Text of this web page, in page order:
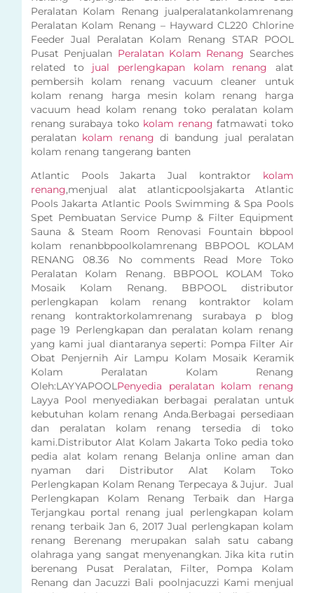
Peralatan Kolam Renang jualperalatankolamrenang
Peralatan Kolam Renang – Hayward CL220 Chlorine
Feeder Jual Peralatan Kolam Renang STAR POOL
Pusat Penjualan Peralatan Kolam Renang Searches
related to jual perlengkapan kolam renang alat
pembersih kolam renang vacuum cleaner untuk
kolam renang harga mesin kolam renang harga
vacuum head kolam renang toko peralatan kolam
renang surabaya toko kolam renang fatmawati toko
peralatan kolam renang di bandung jual peralatan
kolam renang tangerang banten
Atlantic Pools Jakarta Jual kontraktor kolam
renang,menjual alat atlanticpoolsjakarta Atlantic
Pools Jakarta Atlantic Pools Swimming & Spa Pools
Spet Pembuatan Service Pump & Filter Equipment
Sauna & Steam Room Renovasi Fountain bbpool
kolam renanbbpoolkolamrenang BBPOOL KOLAM
RENANG 08.36 No comments Read More Toko
Peralatan Kolam Renang. BBPOOL KOLAM Toko
Mosaik Kolam Renang. BBPOOL distributor
perlengkapan kolam renang kontraktor kolam
renang kontraktorkolamrenang surabaya p blog
page 19 Perlengkapan dan peralatan kolam renang
yang kami jual diantaranya seperti: Pompa Filter Air
Obat Penjernih Air Lampu Kolam Mosaik Keramik
Kolam Peralatan Kolam Renang
Oleh:LAYYAPOOLPenyedia peralatan kolam renang
Layya Pool menyediakan berbagai peralatan untuk
kebutuhan kolam renang Anda.Berbagai persediaan
dan peralatan kolam renang tersedia di toko
kami.Distributor Alat Kolam Jakarta Toko pedia toko
pedia alat kolam renang Belanja online aman dan
nyaman dari Distributor Alat Kolam Toko
Perlengkapan Kolam Renang Terpecaya & Jujur. Jual
Perlengkapan Kolam Renang Terbaik dan Harga
Terjangkau portal renang jual perlengkapan kolam
renang terbaik Jan 6, 2017 Jual perlengkapan kolam
renang Berenang merupakan salah satu cabang
olahraga yang sangat menyenangkan. Jika kita rutin
berenang Pusat Peralatan, Filter, Pompa Kolam
Renang dan Jacuzzi Bali poolnjacuzzi Kami menjual